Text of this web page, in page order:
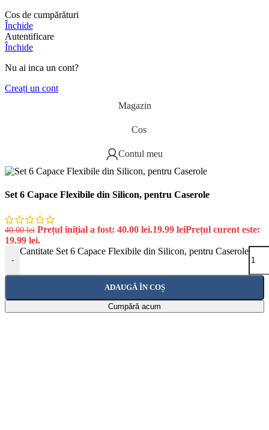
Cos de cumpărături
Închide
Autentificare
Închide
Nu ai inca un cont?
Creați un cont
Magazin
Cos
Contul meu
Set 6 Capace Flexibile din Silicon, pentru Caserole
40.00lei Prețul inițial a fost: 40.00 lei.19.99 leiPrețul curent este:
19.99 lei.
-
Cantitate Set 6 Capace Flexibile din Silicon, pentru Caserole
ADAUGĂ ÎN COȘ
Cumpără acum